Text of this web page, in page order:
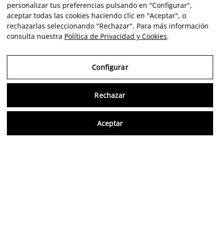
personalizar tus preferencias pulsando en "Configurar",
aceptar todas las cookies haciendo clic en "Aceptar", o
rechazarlas seleccionando "Rechazar". Para más información
consulta nuestra Política de Privacidad y Cookies.
Configurar
Rechazar
Aceptar